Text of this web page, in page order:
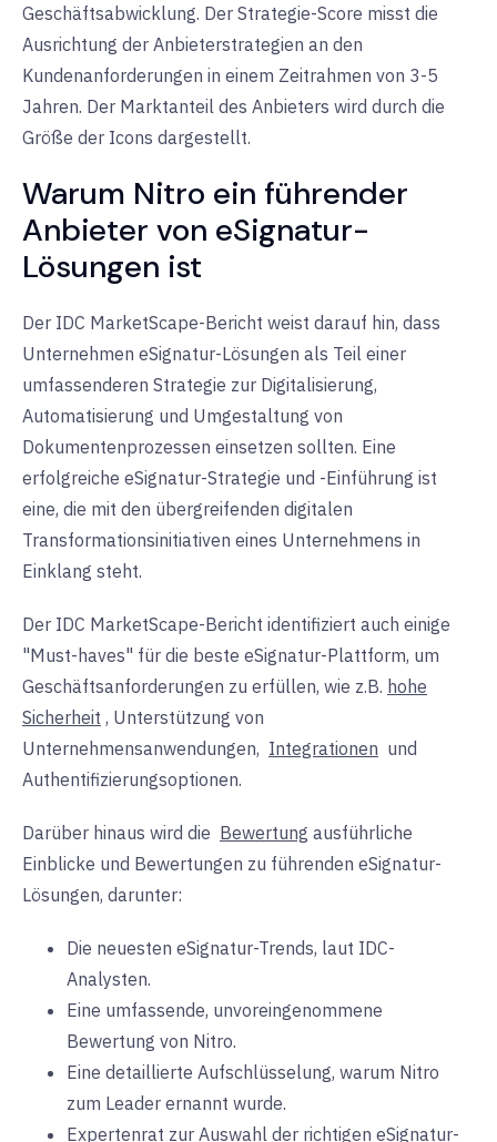
Geschäftsabwicklung. Der Strategie-Score misst die
Ausrichtung der Anbieterstrategien an den
Kundenanforderungen in einem Zeitrahmen von 3-5
Jahren. Der Marktanteil des Anbieters wird durch die
Größe der Icons dargestellt.
Warum Nitro ein führender
Anbieter von eSignatur-
Lösungen ist
Der IDC MarketScape-Bericht weist darauf hin, dass
Unternehmen eSignatur-Lösungen als Teil einer
umfassenderen Strategie zur Digitalisierung,
Automatisierung und Umgestaltung von
Dokumentenprozessen einsetzen sollten. Eine
erfolgreiche eSignatur-Strategie und -Einführung ist
eine, die mit den übergreifenden digitalen
Transformationsinitiativen eines Unternehmens in
Einklang steht.
Der IDC MarketScape-Bericht identifiziert auch einige
"Must-haves" für die beste eSignatur-Plattform, um
Geschäftsanforderungen zu erfüllen, wie z.B. hohe
Sicherheit , Unterstützung von
Unternehmensanwendungen, Integrationen und
Authentifizierungsoptionen.
Darüber hinaus wird die Bewertung ausführliche
Einblicke und Bewertungen zu führenden eSignatur-
Lösungen, darunter:
Die neuesten eSignatur-Trends, laut IDC-
Analysten.
Eine umfassende, unvoreingenommene
Bewertung von Nitro.
Eine detaillierte Aufschlüsselung, warum Nitro
zum Leader ernannt wurde.
Expertenrat zur Auswahl der richtigen eSignatur-